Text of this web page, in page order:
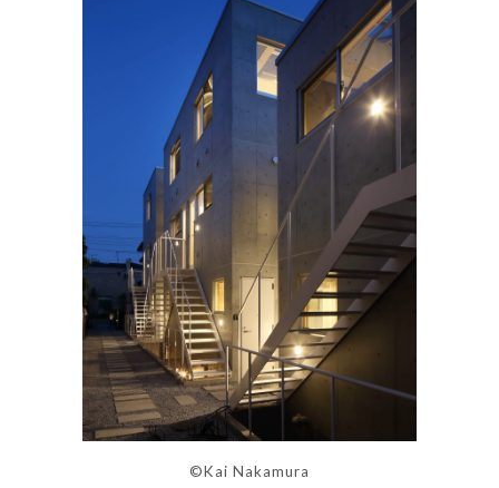
©Kai Nakamura